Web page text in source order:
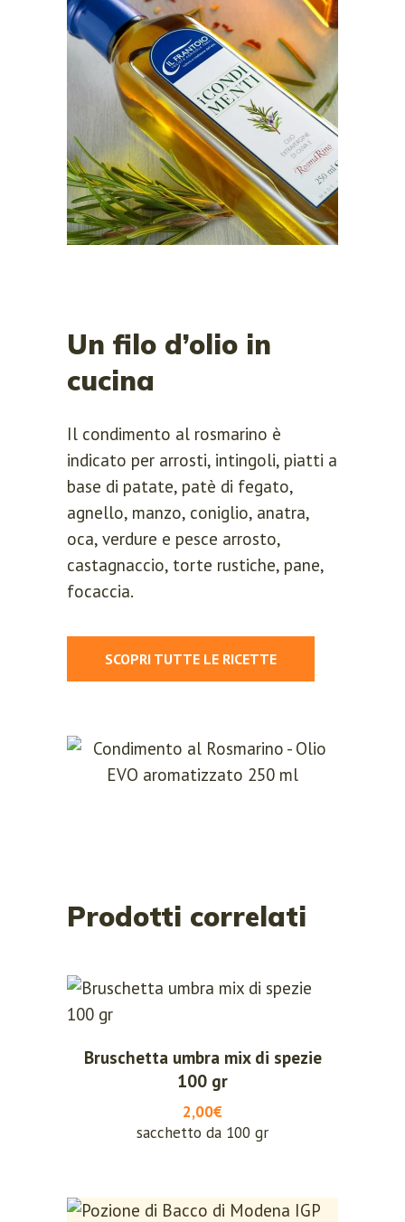
Un filo d’olio in
cucina
Il condimento al rosmarino è
indicato per arrosti, intingoli, piatti a
base di patate, patè di fegato,
agnello, manzo, coniglio, anatra,
oca, verdure e pesce arrosto,
castagnaccio, torte rustiche, pane,
focaccia.
SCOPRI TUTTE LE RICETTE
Prodotti correlati
Bruschetta umbra mix di spezie
100 gr
2,00€
sacchetto da 100 gr
LOGIN
Register now.
Set up a free account today.
Lost your password?
Please enter your username or email
address. You will receive a link to
create a new password via email.
RESET PASSWORD